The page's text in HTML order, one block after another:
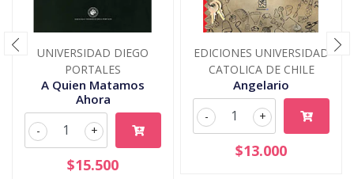
UNIVERSIDAD DIEGO
PORTALES
A Quien Matamos
Ahora
+
-
$15.500
EDICIONES UNIVERSIDAD
CATOLICA DE CHILE
Angelario
+
-
$13.000